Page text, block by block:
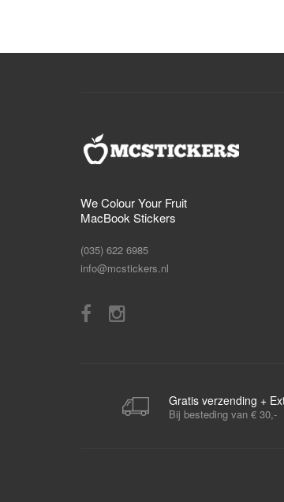
We Colour Your Fruit
MacBook Stickers
(035) 622 6985
info@mcstickers.nl
Gratis verzending +
Bij besteding van € 30,-